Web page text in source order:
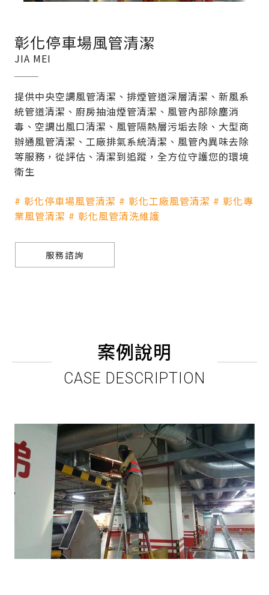
彰化停車場風管清潔
JIA MEI
提供中央空調風管清潔、排煙管道深層清潔、新風系
統管道清潔、廚房抽油煙管清潔、風管內部除塵消
毒、空調出風口清潔、風管隔熱層污垢去除、大型商
辦通風管清潔、工廠排氣系統清潔、風管內異味去除
等服務，從評估、清潔到追蹤，全方位守護您的環境
衛生
# 彰化停車場風管清潔 # 彰化工廠風管清潔 # 彰化專
業風管清潔 # 彰化風管清洗維護
服務諮詢
案例說明
CASE DESCRIPTION